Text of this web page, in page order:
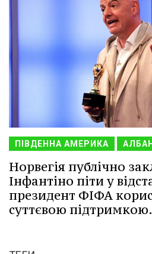
ПІВДЕННА АМЕРИКА
Норвегія публічно
Інфантіно піти у
президент ФІФА
суттєвою підтримкою.